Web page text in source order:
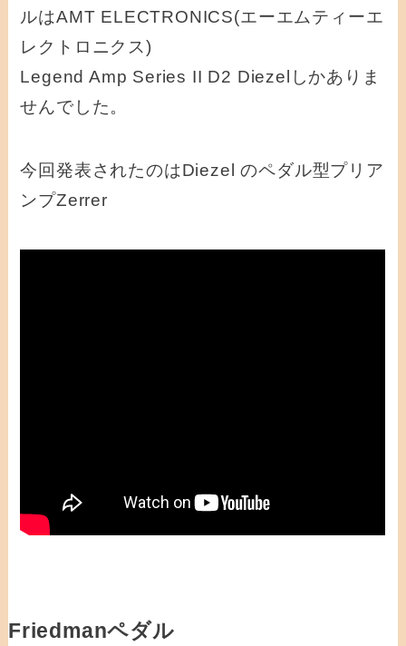
ルはAMT ELECTRONICS(エーエムティーエ
レクトロニクス)
Legend Amp Series II D2 Diezelしかありま
せんでした。
今回発表されたのはDiezel のペダル型プリア
ンプZerrer
Friedmanペダル